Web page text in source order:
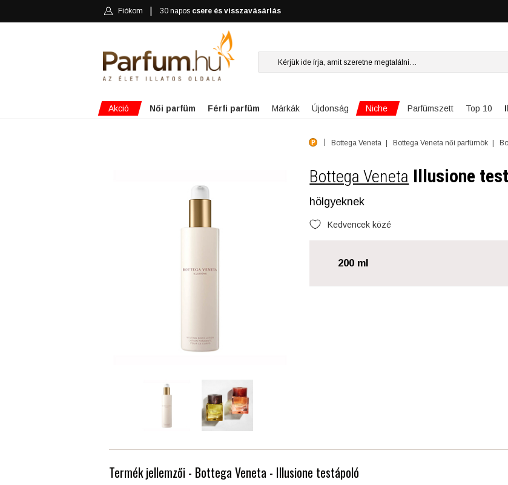
Fiókom 30 napos csere és visszavásárlás
Akció Női parfüm Férfi parfüm Márkák Újdonság Niche Parfümszett Top 10
Bottega Veneta Bottega Veneta női parfümök
Bottega Veneta Illusione
hölgyeknek
Kedvencek közé
200 ml
Termék jellemzői - Bottega Veneta - Illusione testápoló